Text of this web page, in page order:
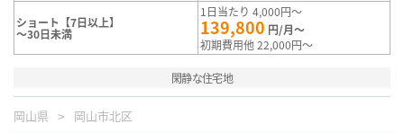
ショート【7日以上】
～30日未満
1日当たり 4,000円～
139,800 円/月～
初期費用他 22,000円～
閑静な住宅地
岡山県 岡山市北区